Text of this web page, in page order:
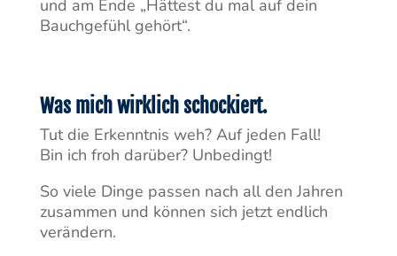
und am Ende „Hättest du mal auf dein
Bauchgefühl gehört“.
Was mich wirklich schockiert.
Tut die Erkenntnis weh? Auf jeden Fall!
Bin ich froh darüber? Unbedingt!
So viele Dinge passen nach all den Jahren
zusammen und können sich jetzt endlich
verändern.